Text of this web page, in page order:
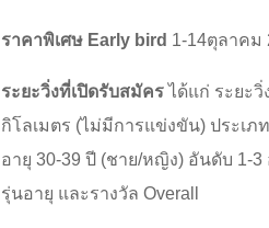
ราคาพิเศษ Early bird 1-14ตุลาคม
ระยะวิ่งที่เปิดรับสมัครได้แก่ ระยะวิ่
กิโลเมตร (ไม่มีการแข่งขัน) ประเภ
อายุ 30-39 ปี (ชาย/หญิง) อันดับ 1-
รุ่นอายุ และรางวัล Overall